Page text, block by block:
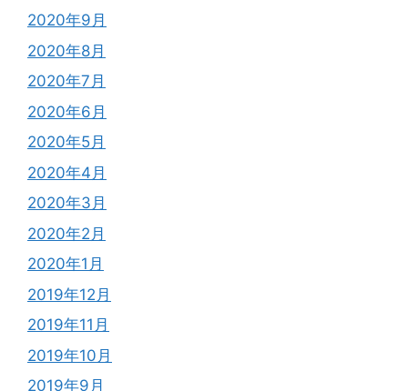
2020年9月
2020年8月
2020年7月
2020年6月
2020年5月
2020年4月
2020年3月
2020年2月
2020年1月
2019年12月
2019年11月
2019年10月
2019年9月